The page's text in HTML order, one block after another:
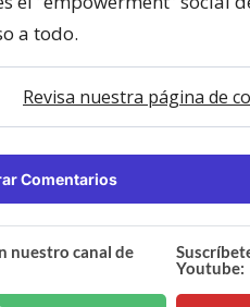
a todo.
Revisa nuestra página de
Comentarios
nuestro canal de
Youtube: